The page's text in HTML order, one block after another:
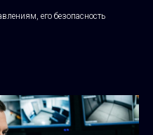
его безопасность